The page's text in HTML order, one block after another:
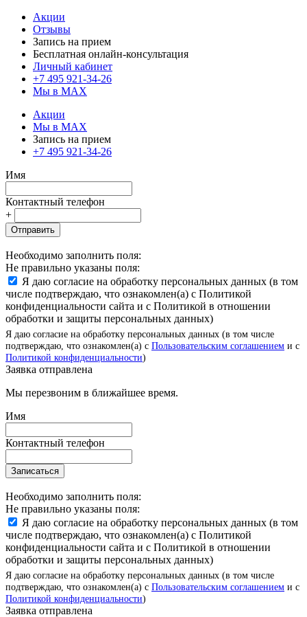
Акции
Отзывы
Запись на прием
Бесплатная онлайн-консультация
Личный кабинет
+7 495 921-34-26
Мы в MAX
Акции
Мы в MAX
Запись на прием
+7 495 921-34-26
Имя
Контактный телефон
+
Отправить
Необходимо заполнить поля:
Не правильно указаны поля:
Я даю согласие на обработку персональных данных (в том
числе подтверждаю, что ознакомлен(а) с Политикой
конфиденциальности сайта и с Политикой в отношении
обработки и защиты персональных данных)
Я даю согласие на обработку персональных данных (в том числе
подтверждаю, что ознакомлен(а) с Пользовательским соглашением и с
Политикой конфиденциальности)
Заявка отправлена
Мы перезвоним в ближайшее время.
Имя
Контактный телефон
Записаться
Необходимо заполнить поля:
Не правильно указаны поля:
Я даю согласие на обработку персональных данных (в том
числе подтверждаю, что ознакомлен(а) с Политикой
конфиденциальности сайта и с Политикой в отношении
обработки и защиты персональных данных)
Я даю согласие на обработку персональных данных (в том числе
подтверждаю, что ознакомлен(а) с Пользовательским соглашением и с
Политикой конфиденциальности)
Заявка отправлена